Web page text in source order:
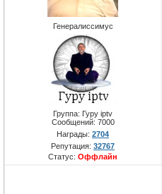
Генералиссимус
Группа: Гуру iptv
Сообщений: 7000
Награды: 2704
Репутация: 32767
Статус: Оффлайн